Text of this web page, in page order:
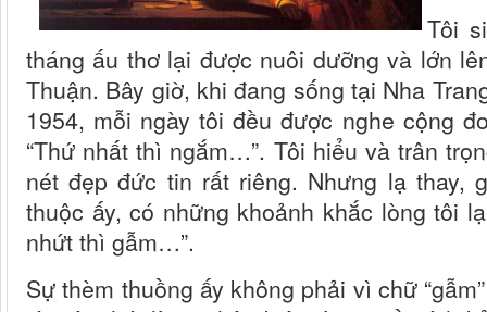
Tôi
tháng ấu thơ lại được nuôi dưỡng và lớn
Thuận. Bây giờ, khi đang sống tại Nha
1954, mỗi ngày tôi đều được nghe cộng
“Thứ nhất thì ngắm…”. Tôi hiểu và trân
nét đẹp đức tin rất riêng. Nhưng lạ thay,
thuộc ấy, có những khoảnh khắc lòng tôi
nhứt thì gẫm…”.
Sự thèm thuồng ấy không phải vì chữ